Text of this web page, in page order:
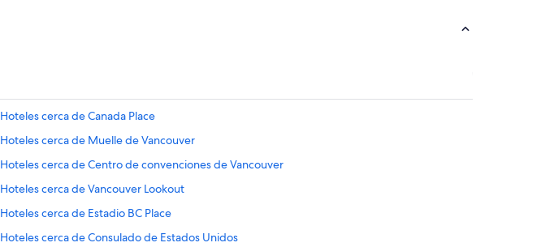
Hoteles cerca de Canada Place
Hoteles cerca de Muelle de Vancouver
Hoteles cerca de Centro de convenciones de Vancouver
Hoteles cerca de Vancouver Lookout
Hoteles cerca de Estadio BC Place
Hoteles cerca de Consulado de Estados Unidos